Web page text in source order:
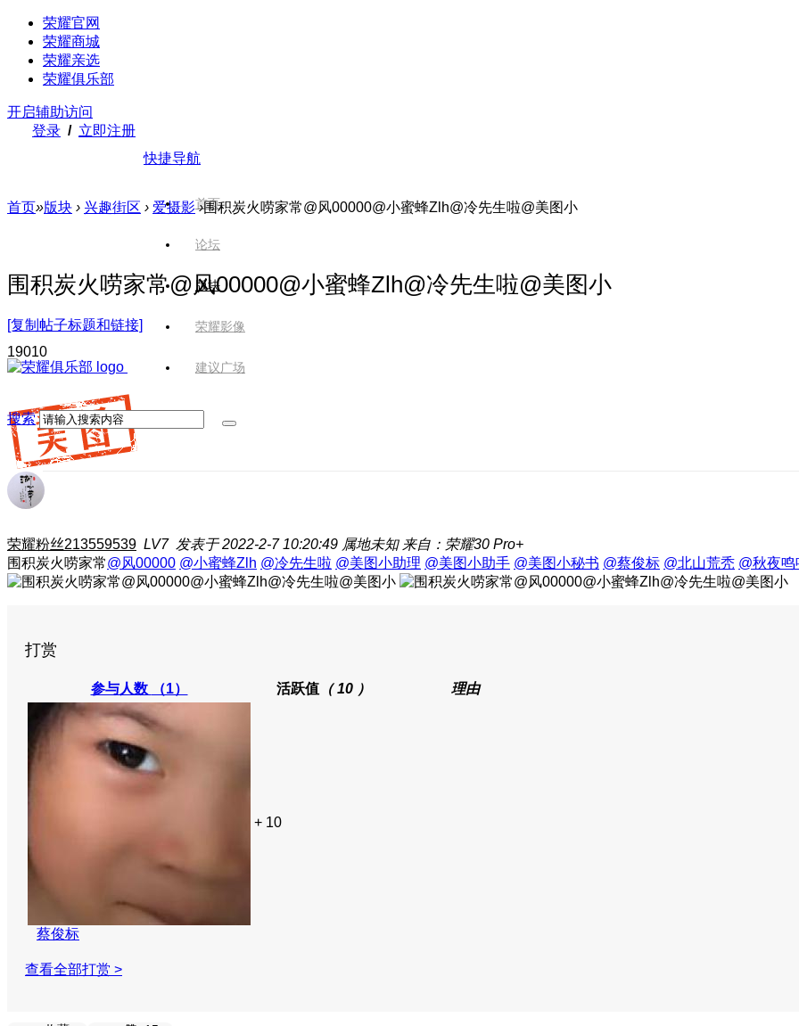
荣耀官网
荣耀商城
荣耀亲选
荣耀俱乐部
开启辅助访问
登录 / 立即注册
快捷导航
首页
论坛
版块
荣耀影像
建议广场
搜索
首页»版块 › 兴趣街区 › 爱摄影 ›围积炭火唠家常@风00000@小蜜蜂Zlh@冷先生啦@美图小
围积炭火唠家常@风00000@小蜜蜂Zlh@冷先生啦@美图小
[复制帖子标题和链接]
19010
荣耀粉丝213559539 LV7 发表于 2022-2-7 10:20:49 属地未知 来自：荣耀30 Pro+
围积炭火唠家常@风00000 @小蜜蜂Zlh @冷先生啦 @美图小助理 @美图小助手 @美图小秘书 @蔡俊标 @北山荒秃 @秋夜鸣
打赏
参与人数 （1） 活跃值（ 10 ） 理由
蔡俊标
+ 10
查看全部打赏 >